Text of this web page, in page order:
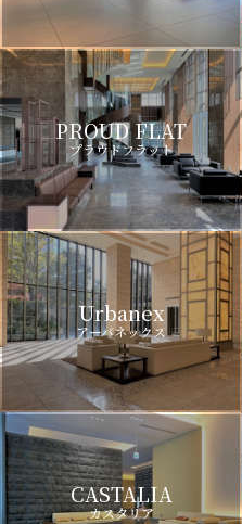
PROUD FLAT
プラウドフラット
Urbanex
アーバネックス
CASTALIA
カスタリア